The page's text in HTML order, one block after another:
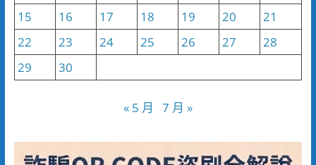
15
16 17 18 19 20
21
22
23 24 25 26 27
28
29
30
« 5 月 7 月 »